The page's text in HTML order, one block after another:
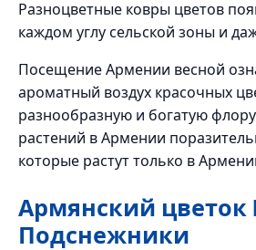
Разноцветные ковры цветов
каждом углу сельской зоны и
Посещение Армении весной
ароматный воздух красочных
разнообразную и богатую
растений в Армении
которые растут только в
Армянский цветок
Подснежники